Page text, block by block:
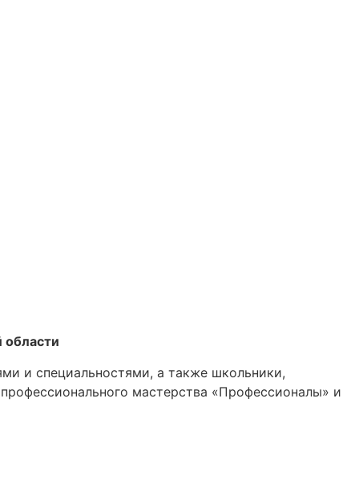
и специальностями, а также школьники,
мастерства «Профессионалы» и